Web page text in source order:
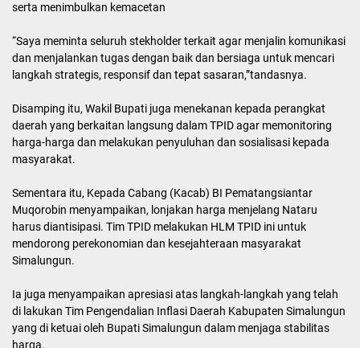
serta menimbulkan kemacetan
“Saya meminta seluruh stekholder terkait agar menjalin komunikasi
dan menjalankan tugas dengan baik dan bersiaga untuk mencari
langkah strategis, responsif dan tepat sasaran,”tandasnya.
Disamping itu, Wakil Bupati juga menekanan kepada perangkat
daerah yang berkaitan langsung dalam TPID agar memonitoring
harga-harga dan melakukan penyuluhan dan sosialisasi kepada
masyarakat.
Sementara itu, Kepada Cabang (Kacab) BI Pematangsiantar
Muqorobin menyampaikan, lonjakan harga menjelang Nataru
harus diantisipasi. Tim TPID melakukan HLM TPID ini untuk
mendorong perekonomian dan kesejahteraan masyarakat
Simalungun.
Ia juga menyampaikan apresiasi atas langkah-langkah yang telah
di lakukan Tim Pengendalian Inflasi Daerah Kabupaten Simalungun
yang di ketuai oleh Bupati Simalungun dalam menjaga stabilitas
harga.